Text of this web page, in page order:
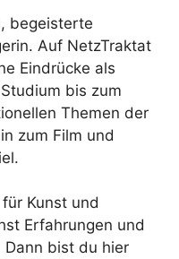
begeisterte
Auf NetzTraktat
Eindrücke als
bis zum
Themen der
zum Film und
Kunst und
Erfahrungen und
bist du hier